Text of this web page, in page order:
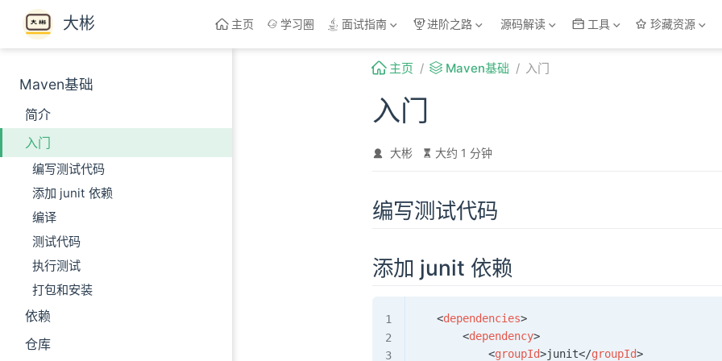
Skip to content
大彬 主页 学习圈 面试指南 进阶之路 源码解读 工具 珍藏资源
Maven基础
简介
入门
编写测试代码
添加 junit 依赖
编译
测试代码
执行测试
打包和安装
依赖
仓库
主页 Maven基础 入门
入门
大彬 大约 1 分钟
编写测试代码
添加 junit 依赖
<dependencies>
<dependency>
<groupId>junit</groupId>